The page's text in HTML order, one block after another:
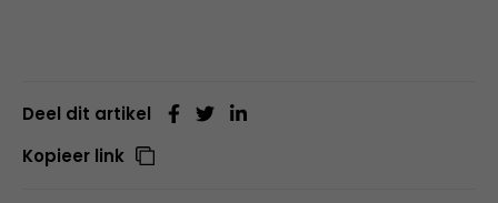
Deel dit artikel
Kopieer link